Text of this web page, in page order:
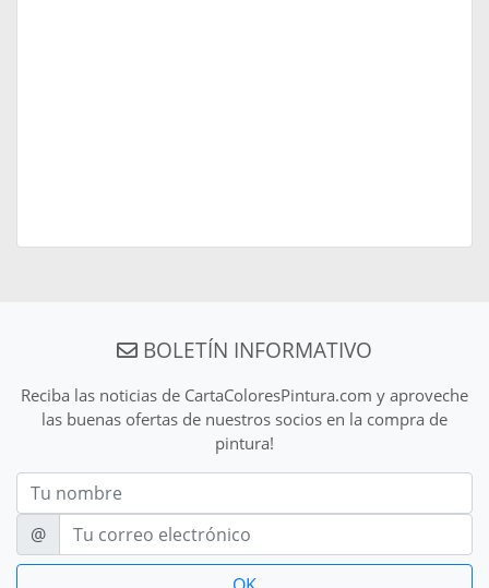
BOLETÍN INFORMATIVO
Reciba las noticias de CartaColoresPintura.com y aproveche
las buenas ofertas de nuestros socios en la compra de
pintura!
Nom
E-mail
@